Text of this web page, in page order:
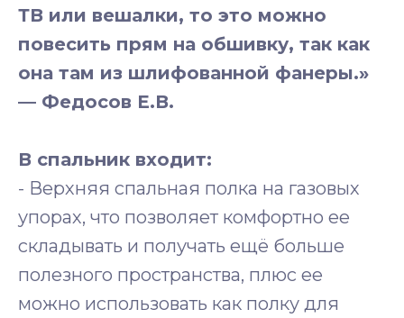
ТВ или вешалки, то это можно
повесить прям на обшивку, так как
она там из шлифованной фанеры.»
— Федосов Е.В.
В спальник входит:
- Верхняя спальная полка на газовых
упорах, что позволяет комфортно ее
складывать и получать ещё больше
полезного пространства, плюс ее
можно использовать как полку для